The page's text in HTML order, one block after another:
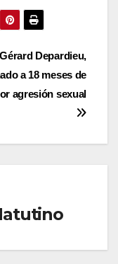
Gérard Depardieu,
a 18 meses de
agresión sexual